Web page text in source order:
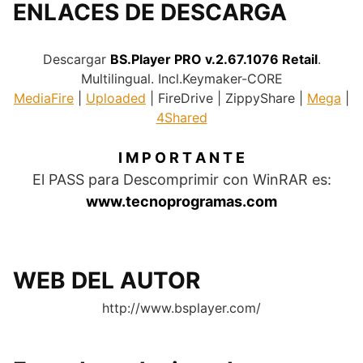
ENLACES DE DESCARGA
Descargar BS.Player PRO v.2.67.1076 Retail.
Multilingual. Incl.Keymaker-CORE
MediaFire
Uploaded | FireDrive | ZippyShare | Mega
4Shared
I M P O R T A N T E
El PASS para Descomprimir con WinRAR es:
www.tecnoprogramas.com
WEB DEL AUTOR
http://www.bsplayer.com/